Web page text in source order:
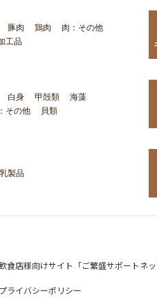
豚肉 鶏肉
肉：その他
工品
白身 甲殻類
海藻
その他
貝類
乳製品
食店様向けサイト「ご繁盛サポートネッ
プライバシーポリシー